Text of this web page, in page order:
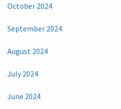
October 2024
September 2024
August 2024
July 2024
June 2024